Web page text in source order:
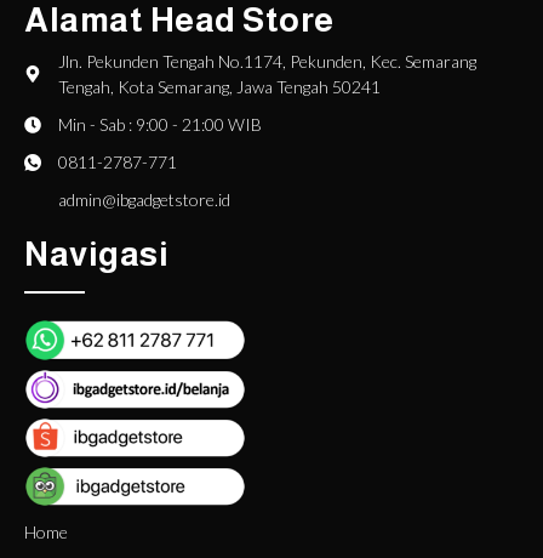
Alamat Head Store
Jln. Pekunden Tengah No.1174, Pekunden, Kec. Semarang
Tengah, Kota Semarang, Jawa Tengah 50241
Min - Sab : 9:00 - 21:00 WIB
0811-2787-771
admin@ibgadgetstore.id
Navigasi
Home